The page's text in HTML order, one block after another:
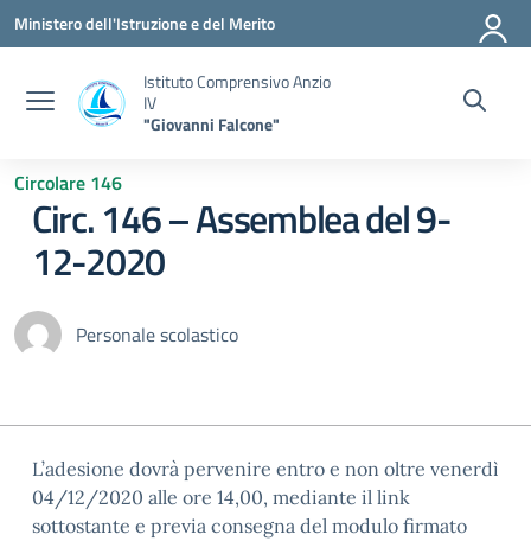
Vai ai contenuti
Vai al menu di navigazione
Vai al footer
Ministero dell'Istruzione e del Merito
Istituto Comprensivo Anzio
IV
"Giovanni Falcone"
Circolare 146
Circ. 146 – Assemblea del 9-
12-2020
Personale scolastico
L’adesione dovrà pervenire entro e non oltre venerdì
04/12/2020 alle ore 14,00, mediante il link
sottostante e previa consegna del modulo firmato